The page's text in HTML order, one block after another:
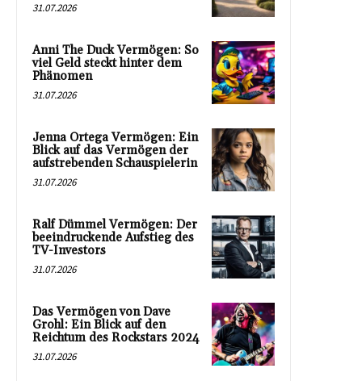
31.07.2026
Anni The Duck Vermögen: So
viel Geld steckt hinter dem
Phänomen
31.07.2026
Jenna Ortega Vermögen: Ein
Blick auf das Vermögen der
aufstrebenden Schauspielerin
31.07.2026
Ralf Dümmel Vermögen: Der
beeindruckende Aufstieg des
TV-Investors
31.07.2026
Das Vermögen von Dave
Grohl: Ein Blick auf den
Reichtum des Rockstars 2024
31.07.2026